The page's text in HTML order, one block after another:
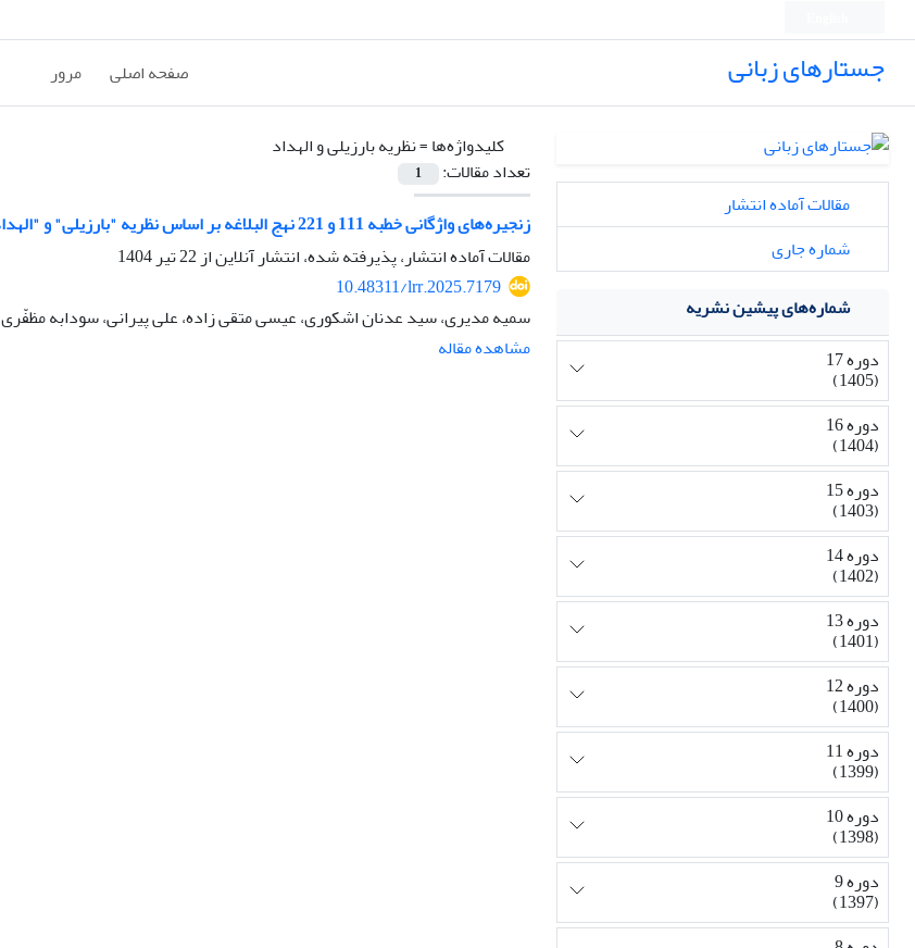
جستارهای زبانی صفحه اصلی مرور
کلیدواژه‌ها =نظریه بارزیلی و الهداد
تعداد مقالات:
1
زنجیره‌های واژگانی خطبه 111 و 221 نهج البلاغه بر اساس نظریه "بارزیلی" و "الهداد"
مقالات آماده انتشار، پذیرفته شده، انتشار آنلاین از22 تیر 1404
10.48311/lrr.2025.7179
سمیه مدیری، سید عدنان اشکوری، عیسی متقی زاده، علی پیرانی، سودابه مظفّری
مشاهده مقاله
مقالات آماده انتشار
شماره جاری
شماره‌های پیشین نشریه
دوره 17
(1405)
دوره 16
(1404)
دوره 15
(1403)
دوره 14
(1402)
دوره 13
(1401)
دوره 12
(1400)
دوره 11
(1399)
دوره 10
(1398)
دوره 9
(1397)